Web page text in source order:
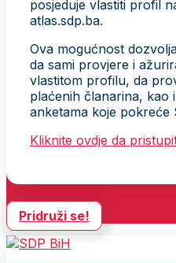
posjeduje vlastiti profil
atlas.sdp.ba.
Ova mogućnost
da sami provjere i
vlastitom profilu, da
plaćenih članarina, kao
anketama koje pokreće
Kliknite ovdje da
Pridruži se!